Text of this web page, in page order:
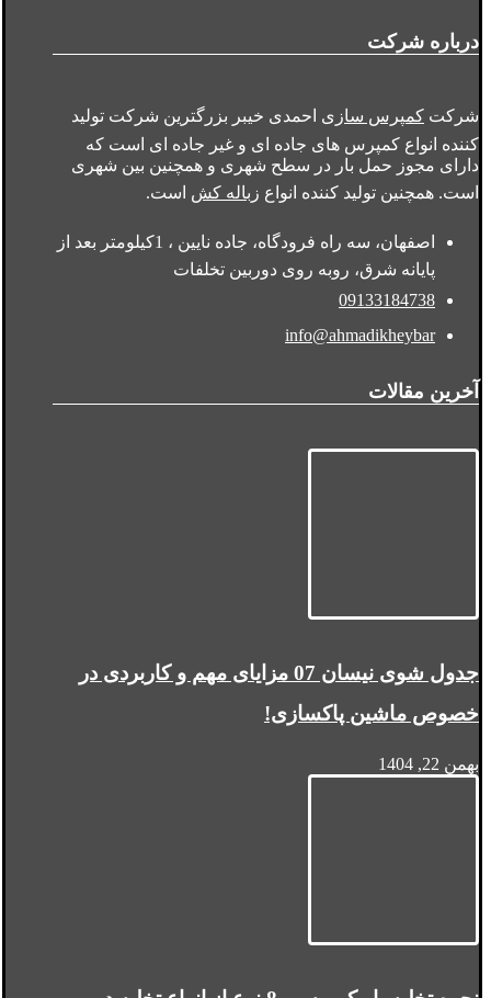
درباره شرکت
شرکت کمپرس سازی احمدی خیبر بزرگترین شرکت تولید
کننده انواع کمپرس های جاده ای و غیر جاده ای است که
دارای مجوز حمل بار در سطح شهری و همچنین بین شهری
است. همچنین تولید کننده انواع زباله کش است.
اصفهان، سه راه فرودگاه، جاده نایین ، 1کیلومتر بعد از
پایانه شرق، روبه روی دوربین تخلفات
09133184738
info@ahmadikheybar
آخرین مقالات
جدول شوی نیسان 07 مزایای مهم و کاربردی در
خصوص ماشین پاکسازی!
بهمن 22, 1404